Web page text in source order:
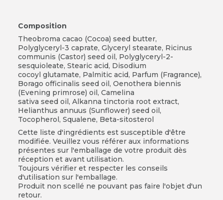
Composition
Theobroma cacao (Cocoa) seed butter,
Polyglyceryl-3 caprate, Glyceryl stearate, Ricinus
communis (Castor) seed oil, Polyglyceryl-2-
sesquioleate, Stearic acid, Disodium
cocoyl glutamate, Palmitic acid, Parfum (Fragrance),
Borago officinalis seed oil, Oenothera biennis
(Evening primrose) oil, Camelina
sativa seed oil, Alkanna tinctoria root extract,
Helianthus annuus (Sunflower) seed oil,
Tocopherol, Squalene, Beta-sitosterol
Cette liste d'ingrédients est susceptible d'être
modifiée. Veuillez vous référer aux informations
présentes sur l'emballage de votre produit dès
réception et avant utilisation.
Toujours vérifier et respecter les conseils
d'utilisation sur l'emballage.
Produit non scellé ne pouvant pas faire l'objet d'un
retour.